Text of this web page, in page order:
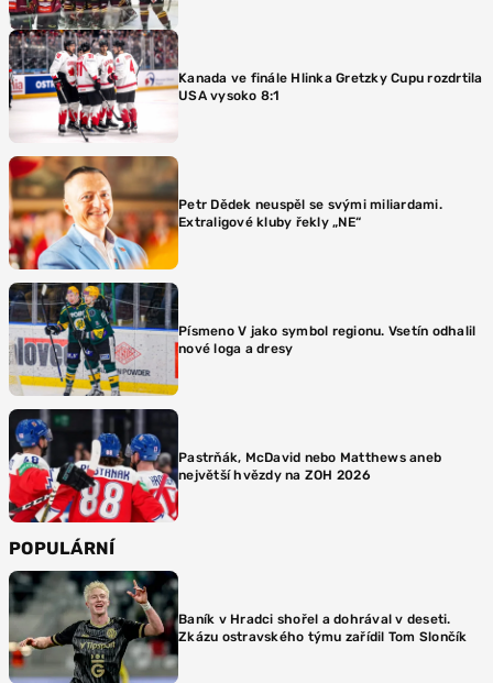
Kanada ve finále Hlinka Gretzky Cupu rozdrtila
USA vysoko 8:1
Petr Dědek neuspěl se svými miliardami.
Extraligové kluby řekly „NE“
Písmeno V jako symbol regionu. Vsetín odhalil
nové loga a dresy
Pastrňák, McDavid nebo Matthews aneb
největší hvězdy na ZOH 2026
POPULÁRNÍ
Baník v Hradci shořel a dohrával v deseti.
Zkázu ostravského týmu zařídil Tom Slončík